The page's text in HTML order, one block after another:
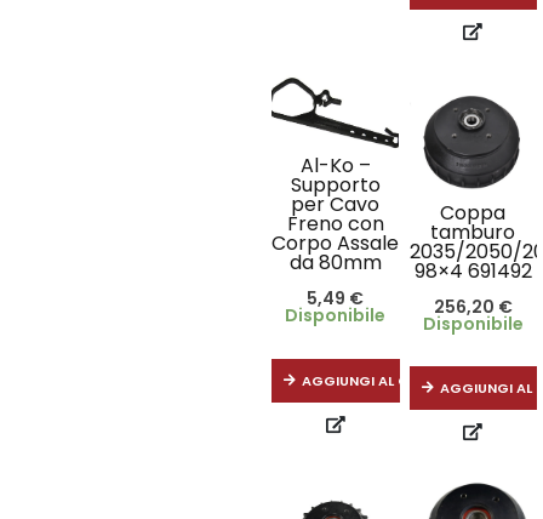
Al-Ko –
Supporto
per Cavo
Freno con
Corpo Assale
da 80mm
5,49 €
Disponibile
AGGIUNGI AL CARRELLO
Coppa
tamburo
2035/2050/
98×4 691492
256,20 €
Disponibile
AGGIUNGI AL